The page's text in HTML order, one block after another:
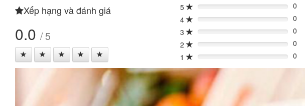
Xếp hạng và đánh giá
0.0 / 5
5 0%
0
4
0%
0
3
0%
0
2
0%
0
1
0% 0